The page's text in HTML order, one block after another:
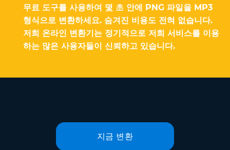
무료 도구를 사용하여 몇 초 안에 PNG 파일을 MP3
형식으로 변환하세요. 숨겨진 비용도 전혀 없습니다.
저희 온라인 변환기는 정기적으로 저희 서비스를 이용
하는 많은 사용자들이 신뢰하고 있습니다.
지금 변환